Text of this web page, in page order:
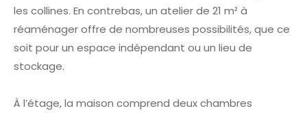
les collines. En contrebas, un atelier de 21 m² à
réaménager offre de nombreuses possibilités, que ce
soit pour un espace indépendant ou un lieu de
stockage.
À l’étage, la maison comprend deux chambres